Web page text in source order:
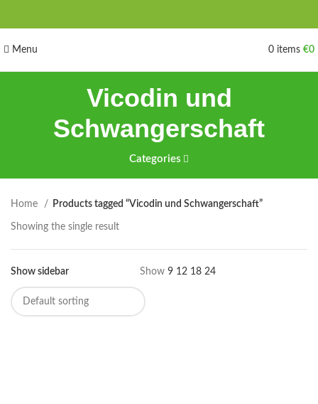
Menu 0 items €0
Vicodin und
Schwangerschaft
Categories
Home Products tagged “Vicodin und Schwangerschaft”
Showing the single result
Show sidebar Show 9 12 18 24